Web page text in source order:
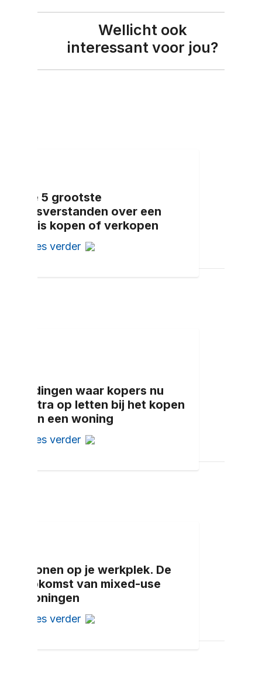
Wellicht ook
interessant voor jou?
De 5 grootste
misverstanden over een
huis kopen of verkopen
Lees verder
5 dingen waar kopers nu
extra op letten bij het kopen
van een woning
Lees verder
Wonen op je werkplek. De
opkomst van mixed-use
woningen
Lees verder